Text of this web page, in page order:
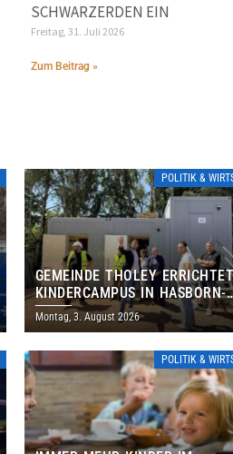
SCHWARZERDEN EIN
Freitag, 31. Juli 2026
Zum Beitrag »
POLITIK &
GEMEINDE THOLEY
KINDERCAMPUS IN HASBORN-
DAUTWEILER FÜR RUND 8,5
MILLIONEN EURO
Montag, 3. August 2026
POLITIK &